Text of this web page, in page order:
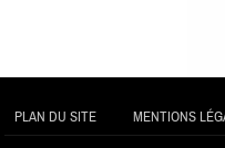
PLAN DU SITE MENTIONS